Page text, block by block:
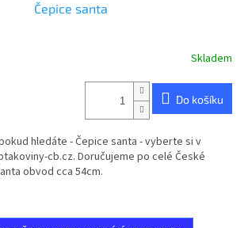
Čepice santa
Skladem
Do košíku
hledáte - Čepice santa - vyberte si v
cb.cz. Doručujeme po celé České
obvod cca 54cm.